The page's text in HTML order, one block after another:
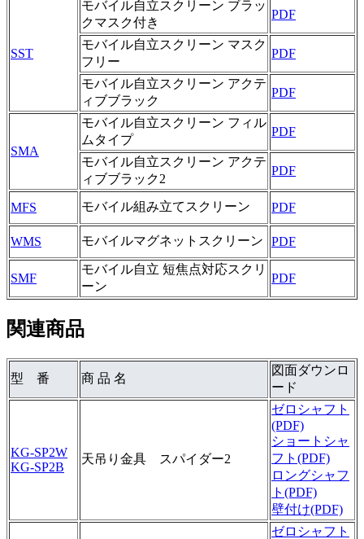
SST
モバイル自立スクリーン ブラッ
クマスク付き
PDF
モバイル自立スクリーン マスク
フリー
PDF
モバイル自立スクリーン アクテ
ィブブラック
PDF
SMA
モバイル自立スクリーン フィル
ムタイプ
PDF
モバイル自立スクリーン アクテ
ィブブラック2
PDF
MFS モバイル組み立てスクリーン PDF
WMS モバイルマグネットスクリーン PDF
SMF
モバイル自立 短焦点対応スクリ
ーン
PDF
関連商品
型 番 商 品 名
図面ダウンロ
ード
KG-SP2W
KG-SP2B
天吊り金具 スパイダー2
ゼロシャフト
(PDF)
ショートシャ
フト(PDF)
ロングシャフ
ト(PDF)
壁付け(PDF)
ゼロシャフト